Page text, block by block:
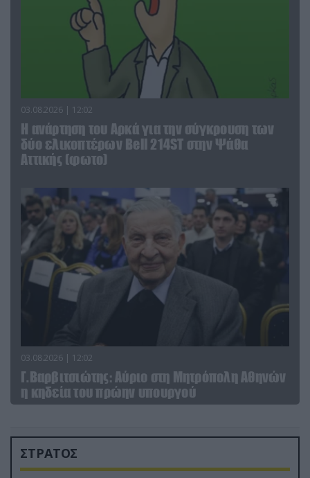
03.08.2026 | 12:02
Η ανάρτηση του Αρκά για την σύγκρουση των
δύο ελικοπτέρων Bell 214ST στην Ψάθα
Αττικής (φωτο)
03.08.2026 | 12:02
Γ.Βαρβιτσιώτης: Aύριο στη Μητρόπολη Αθηνών
η κηδεία του πρώην υπουργού
ΣΤΡΑΤΟΣ